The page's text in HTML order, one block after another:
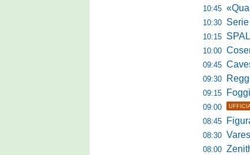
10:45 «Quali
10:30
10:15 SPAL
10:00
09:45
09:30
09:15
09:00
08:45
08:30
08:00